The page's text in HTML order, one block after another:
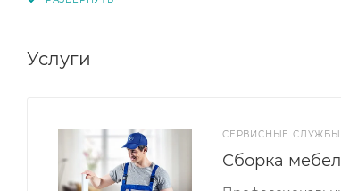
Услуги
СЕРВИСНЫЕ СЛУЖБЫ
Сборка